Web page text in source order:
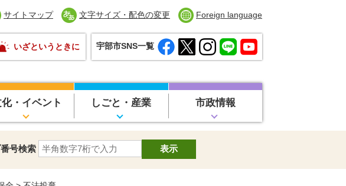
サイトマップ 文字サイズ・配色の変更 Foreign language
いざというときに 宇部市SNS一覧
・イベント しごと・産業 市政情報
号検索